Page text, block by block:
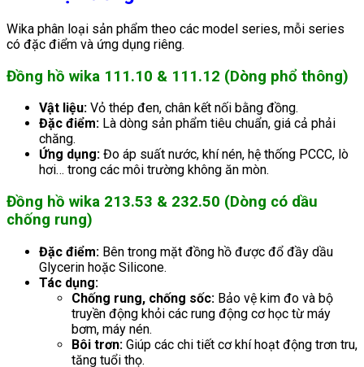
Wika phân loại sản phẩm theo các model series, mỗi series
có đặc điểm và ứng dụng riêng.
Đồng hồ wika 111.10 & 111.12 (Dòng phổ thông)
Vật liệu: Vỏ thép đen, chân kết nối bằng đồng.
Đặc điểm: Là dòng sản phẩm tiêu chuẩn, giá cả phải
chăng.
Ứng dụng: Đo áp suất nước, khí nén, hệ thống PCCC, lò
hơi… trong các môi trường không ăn mòn.
Đồng hồ wika 213.53 & 232.50 (Dòng có dầu
chống rung)
Đặc điểm: Bên trong mặt đồng hồ được đổ đầy dầu
Glycerin hoặc Silicone.
Tác dụng:
Chống rung, chống sốc: Bảo vệ kim đo và bộ
truyền động khỏi các rung động cơ học từ máy
bơm, máy nén.
Bôi trơn: Giúp các chi tiết cơ khí hoạt động trơn tru,
tăng tuổi thọ.